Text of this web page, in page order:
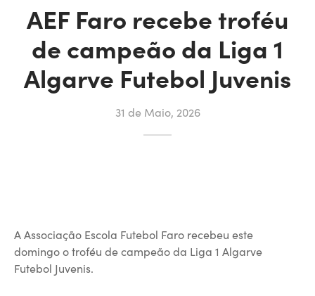
AEF Faro recebe troféu
de campeão da Liga 1
Algarve Futebol Juvenis
31 de Maio, 2026
A Associação Escola Futebol Faro recebeu este
domingo o troféu de campeão da Liga 1 Algarve
Futebol Juvenis.